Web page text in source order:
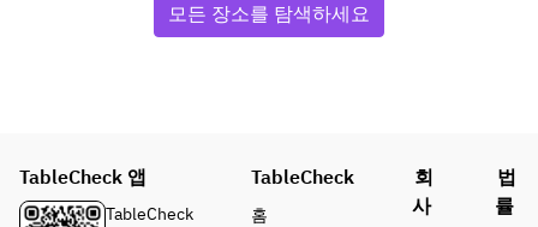
모든 장소를 탐색하세요
TableCheck 앱
TableCheck
TableCheck
홈
회
사
법
률